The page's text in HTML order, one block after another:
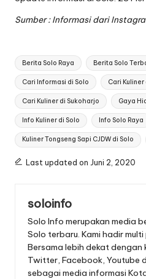
Sumber : Informasi dari
Tags:
Berita Solo Raya Berita Solo
Cari Informasi di Solo Cari
Cari Kuliner di Sukoharjo Gaya
Info Kuliner di Solo Info Solo Raya
Kuliner Tongseng Sapi CJDW di Solo
Last updated on Juni 2, 2020
soloinfo
Solo Info merupakan media
Solo terbaru. Kami hadir
Bersama lebih dekat dengan
Twitter, Facebook, Youtube
sebagai media informasi